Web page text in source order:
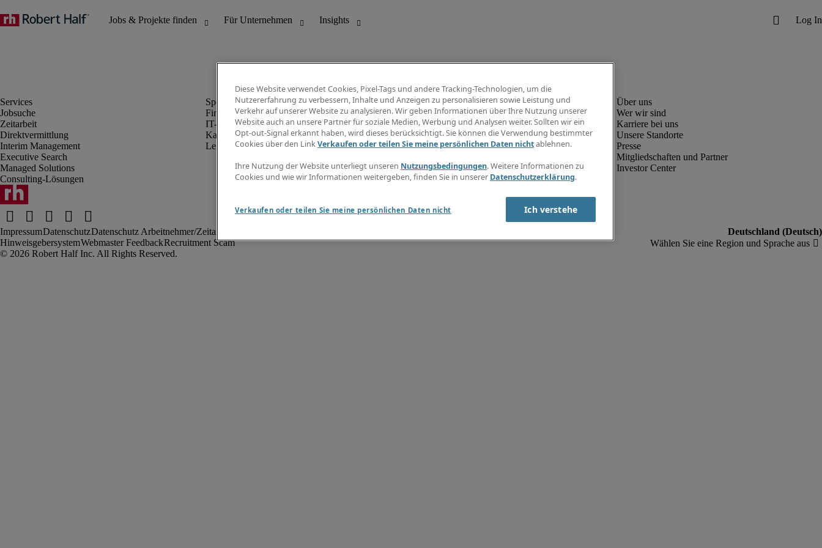
Jobsuche
Zeitarbeit
Direktvermittlung
Interim Management
Executive Search
Managed Solutions
Consulting-Lösungen
Finanz- & Rechnungswesen
IT-Bereich
Kaufmännischer Bereich
Legal
Info Center
Jobübersicht
Gehaltsübersicht
E-Learning
Wer wir sind
Karriere bei uns
Unsere Standorte
Presse
Mitgliedschaften und Partner
Investor Center
ImpressumDatenschutzDatenschutz Arbeitnehmer/Zeitarbeitskräfte
HinweisgebersystemWebmaster FeedbackRecruitment Scam
Diese Website verwendet Cookies, Pixel-Tags und andere Tracking-Technologien, um die
Nutzererfahrung zu verbessern, Inhalte und Anzeigen zu personalisieren sowie Leistung und
Verkehr auf unserer Website zu analysieren. Wir geben Informationen über Ihre Nutzung unserer
Website auch an unsere Partner für soziale Medien, Werbung und Analysen weiter. Sollten wir ein
Opt-out-Signal erkannt haben, wird dieses berücksichtigt. Sie können die Verwendung bestimmter
Cookies über den LinkVerkaufen oder teilen Sie meine persönlichen Daten nichtablehnen.
Ihre Nutzung der Website unterliegt unseren Nutzungsbedingungen. Weitere Informationen zu
Cookies und wie wir Informationen weitergeben, finden Sie in unserer Datenschutzerklärung.
Verkaufen oder teilen Sie meine persönlichen Daten nicht Ich verstehe